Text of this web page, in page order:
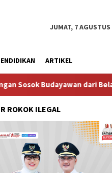
JUMAT, 7
ARTIKEL
dari Belanda Mr. Crues
ROKOK ILEGAL